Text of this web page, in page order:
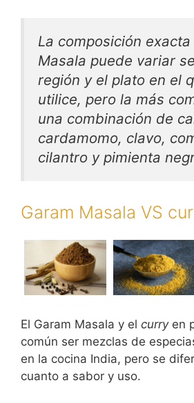
La composición
Masala puede variar
región y el plato en el
utilice, pero la más
una combinación de
cardamomo, clavo,
cilantro y pimienta
Garam Masala VS
El Garam Masala y el curryen
común ser mezclas de
en la cocina India, pero se
cuanto a sabor y uso.